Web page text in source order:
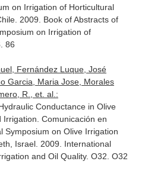
on Irrigation of Horticultural
2009. Book of Abstracts of
on Irrigation of
86
Fernández Luque, José
Garcia, Maria Jose, Morales
R., et. al.:
Conductance in Olive
Irrigation. Comunicación en
Symposium on Olive Irrigation
Israel. 2009. International
and Oil Quality. O32. O32